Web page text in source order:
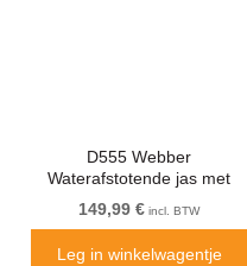
D555 Webber
Waterafstotende jas met
sherpavoering zwart
149,99 € incl. BTW
Leg in winkelwagentje